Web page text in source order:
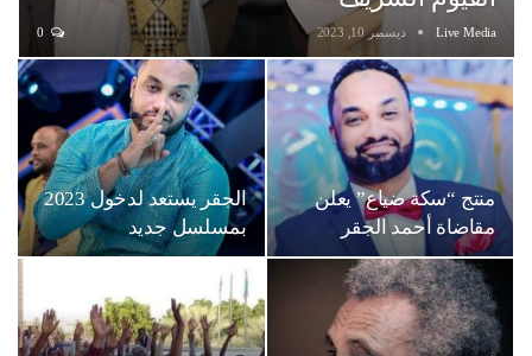
Live Media ديسمبر 10, 2023
منتج “سكة ضياع” يعلن
مقاضاة أحمد الجقر
الجقر يستعد لدخول 2023
بمسلسل جديد